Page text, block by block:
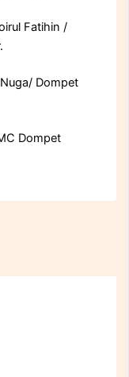
Fatihin /
Dompet
Dompet